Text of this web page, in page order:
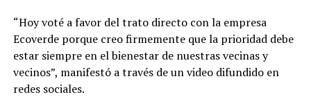
“Hoy voté a favor del trato directo con la empresa
Ecoverde porque creo firmemente que la prioridad debe
estar siempre en el bienestar de nuestras vecinas y
vecinos”, manifestó a través de un video difundido en
redes sociales.